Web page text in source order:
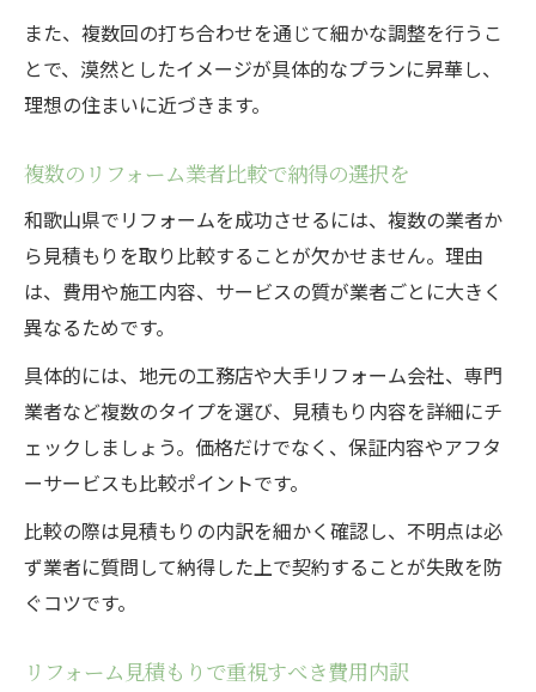
マンションリフォームの口コミ活用実例
リフォーム業者の信頼度を見極めるチェッ
和歌山のリフォームランキングの活用方法
納得の価格で実現する住まいの再生
リフォームで理想の住まいを手に入れる秘
訣
価格と品質を両立するリフォームの工夫
費用を抑えつつ満足度を高めるリフォーム
術
見積もり比較で得する住まい再生のコツ
納得できるリフォームの進め方を徹底解説
また、複数回の打ち合わせを通じて細かな調整を行うこ
とで、漠然としたイメージが具体的なプランに昇華し、
理想の住まいに近づきます。
複数のリフォーム業者比較で納得の選択を
和歌山県でリフォームを成功させるには、複数の業者か
ら見積もりを取り比較することが欠かせません。理由
は、費用や施工内容、サービスの質が業者ごとに大きく
異なるためです。
具体的には、地元の工務店や大手リフォーム会社、専門
業者など複数のタイプを選び、見積もり内容を詳細にチ
ェックしましょう。価格だけでなく、保証内容やアフタ
ーサービスも比較ポイントです。
比較の際は見積もりの内訳を細かく確認し、不明点は必
ず業者に質問して納得した上で契約することが失敗を防
ぐコツです。
リフォーム見積もりで重視すべき費用内訳